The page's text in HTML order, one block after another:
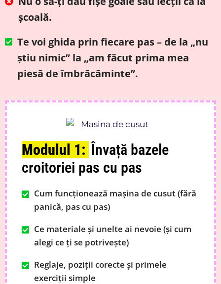
școală.
Te voi ghida prin fiecare pas – de la „nu
știu nimic” la „am făcut prima mea
piesă de îmbrăcăminte”.
Modulul 1: Învață bazele
croitoriei pas cu pas
Cum funcționează mașina de cusut (fără
panică, pas cu pas)
Ce materiale și unelte ai nevoie (și cum
alegi ce ți se potrivește)
Reglaje, poziții corecte și primele
exerciții simple